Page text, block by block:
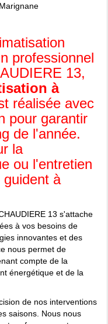
professionnel
13,
à
réalisée avec
pour garantir
de l'année.
la
ou l'entretien
à
13 s'attache
à vos besoins de
innovantes et des
nous permet de
compte de la
énergétique et de la
de nos interventions
saisons. Nous nous